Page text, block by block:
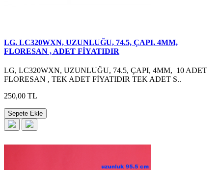
LG, LC320WXN, UZUNLUĞU, 74.5, ÇAPI, 4MM,
FLORESAN , ADET FİYATIDIR
LG, LC320WXN, UZUNLUĞU, 74.5, ÇAPI, 4MM, 10 ADET
FLORESAN , TEK ADET FİYATIDIR TEK ADET S..
250,00 TL
Sepete Ekle